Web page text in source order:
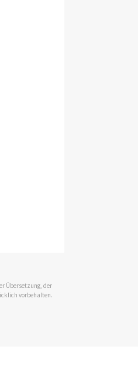
Übersetzung, der
vorbehalten.